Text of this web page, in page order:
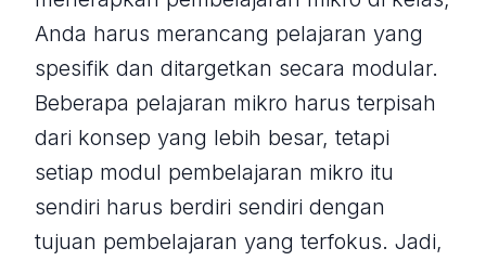
Anda harus merancang pelajaran yang
spesifik dan ditargetkan secara modular.
Beberapa pelajaran mikro harus terpisah
dari konsep yang lebih besar, tetapi
setiap modul pembelajaran mikro itu
sendiri harus berdiri sendiri dengan
tujuan pembelajaran yang terfokus. Jadi,